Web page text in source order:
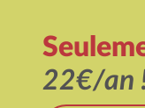
22€/an